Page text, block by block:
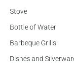
Stove
Bottle of Water
Barbeque Grills
Dishes and